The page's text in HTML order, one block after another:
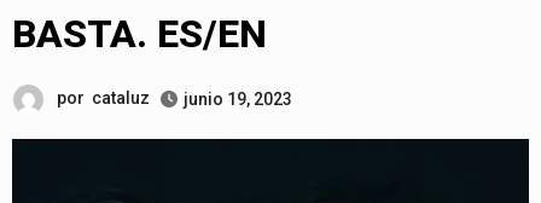
BASTA. ES/EN
por cataluz junio 19, 2023